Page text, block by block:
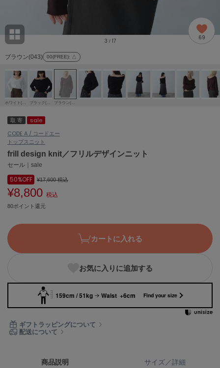
ョン雑貨 (865)
/ランジェリー (127)
ェア (121)
(124)
Ame no chi Hare
アメノチハレ
AMOMMA
ánuans
アニュアンス
ànuke
アンヌーク
ASICS
アシックス
Ballelite
バレリット
バンドリヤー
Barbour
バブアー
ビヨンドクローゼット
Calvin Klein
カルバン・クライン
ブラウン(043) 00(FREE): △
3 / 17 69
ホワイト(001) ブラック(019) ブラウン(043)
取 寄
sale
CODE A / コードエー
トップスニット
frill design knit／フリルデザインニット
セール｜sale
50%OFF ¥17,600税込
¥8,800 税込
80ポイント還元
カートに入れる
お気に入りに追加する
159cm / 51kg Waist +6cm Find your size
ギフトラッピングについて
配送について
商品説明 サイズ／詳細